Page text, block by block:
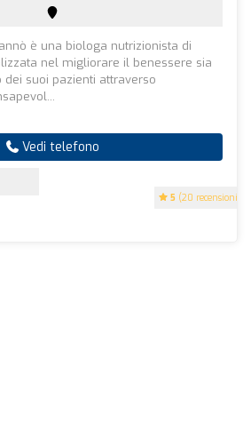
5 (20 recensioni)
è una biologa nutrizionista di
nel migliorare il benessere sia
suoi pazienti attraverso
Vedi telefono